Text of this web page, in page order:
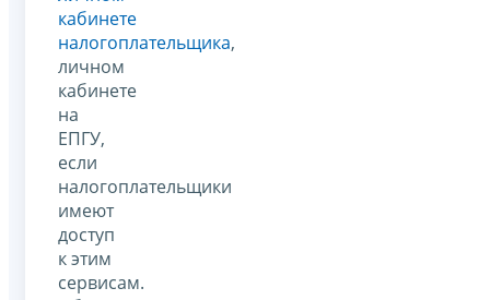
кабинете
налогоплательщика,
личном
кабинете
на
ЕПГУ,
если
налогоплательщики
имеют
доступ
к этим
сервисам.